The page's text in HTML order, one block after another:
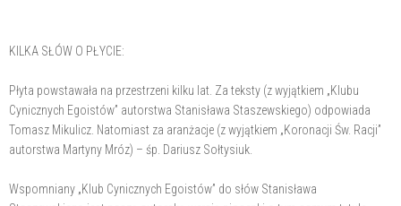
KILKA SŁÓW O PŁYCIE:
Płyta powstawała na przestrzeni kilku lat. Za teksty (z wyjątkiem „Klubu
Cynicznych Egoistów” autorstwa Stanisława Staszewskiego) odpowiada
Tomasz Mikulicz. Natomiast za aranżacje (z wyjątkiem „Koronacji Św. Racji”
autorstwa Martyny Mróz) – śp. Dariusz Sołtysiuk.
Wspomniany „Klub Cynicznych Egoistów” do słów Stanisława